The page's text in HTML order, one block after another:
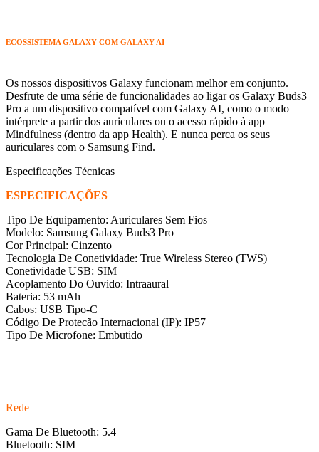
ECOSSISTEMA GALAXY COM GALAXY AI
Os nossos dispositivos Galaxy funcionam melhor em conjunto.
Desfrute de uma série de funcionalidades ao ligar os Galaxy Buds3
Pro a um dispositivo compatível com Galaxy AI, como o modo
intérprete a partir dos auriculares ou o acesso rápido à app
Mindfulness (dentro da app Health). E nunca perca os seus
auriculares com o Samsung Find.
Especificações Técnicas
ESPECIFICAÇÕES
Tipo De Equipamento: Auriculares Sem Fios
Modelo: Samsung Galaxy Buds3 Pro
Cor Principal: Cinzento
Tecnologia De Conetividade: True Wireless Stereo (TWS)
Conetividade USB: SIM
Acoplamento Do Ouvido: Intraaural
Bateria: 53 mAh
Cabos: USB Tipo-C
Código De Protecão Internacional (IP): IP57
Tipo De Microfone: Embutido
Rede
Gama De Bluetooth: 5.4
Bluetooth: SIM